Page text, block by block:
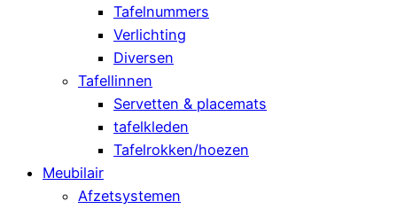
Tafelnummers
Verlichting
Diversen
Tafellinnen
Servetten & placemats
tafelkleden
Tafelrokken/hoezen
Meubilair
Afzetsystemen